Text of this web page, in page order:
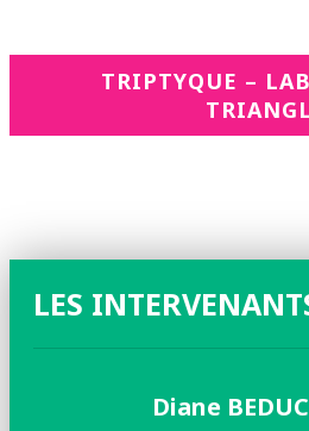
TRIPTYQUE –
LES
Diane